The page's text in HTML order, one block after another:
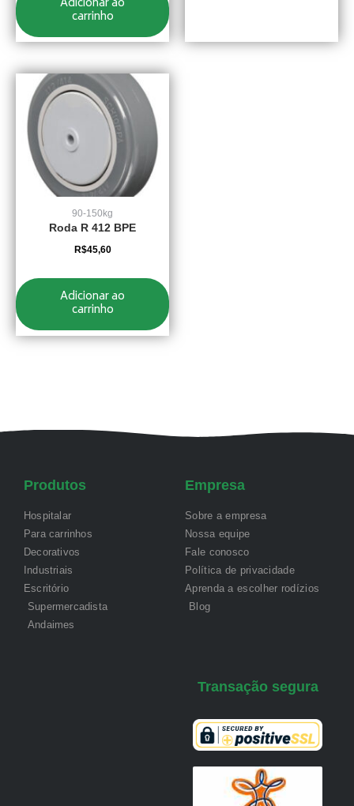
carrinho
90-150kg
Roda R 412 BPE
R$45,60
Adicionar ao
carrinho
Produtos
Hospitalar
Para carrinhos
Decorativos
Industriais
Escritório
Supermercadista
Andaimes
Empresa
Sobre a empresa
Nossa equipe
Fale conosco
Política de privacidade
Aprenda a escolher rodízios
Blog
Transação segura